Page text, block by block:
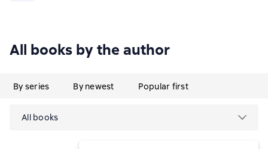
All books by the author
By series By newest Popular first
All books